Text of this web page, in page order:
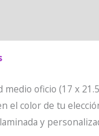
medio oficio (17 x
el color de tu
y